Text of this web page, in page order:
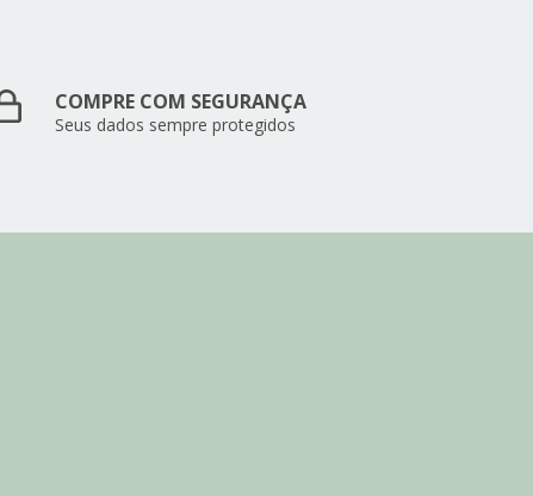
COMPRE COM SEGURANÇA
Seus dados sempre protegidos